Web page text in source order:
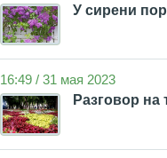
У сирени
16:49 / 31 мая 2023
Разговор на